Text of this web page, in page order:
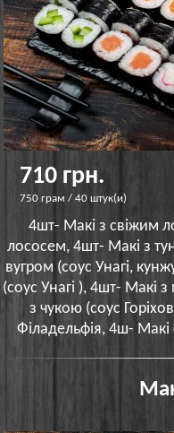
710 грн.
750 грам / 40 штук(и)
4шт- Макі з свіжим
лососем, 4шт- Макі з
вугром (соус Унагі,
(соус Унагі ), 4шт- Макі
з чукою (соус
Філадельфія, 4ш-